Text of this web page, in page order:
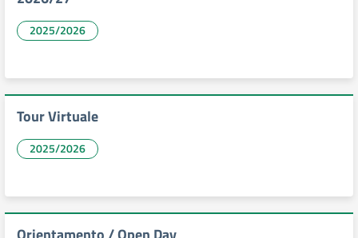
2025/2026
Tour Virtuale
2025/2026